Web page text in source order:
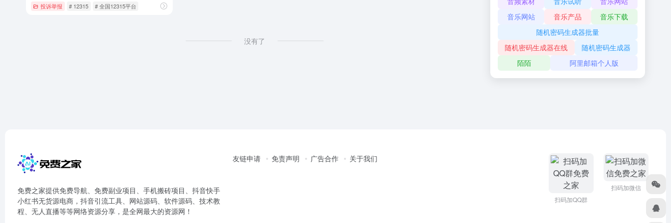
投诉举报 # 12315 # 全国12315平台
没有了
音乐网站
音乐产品
音乐下载
随机密码生成器批量
随机密码生成器在线
随机密码生成器
陌陌
阿里邮箱个人版
免费之家提供免费导航、免费副业项目、手机搬砖项目、抖音快手
小红书无货源电商，抖音引流工具、网站源码、软件源码、技术教
程、无人直播等等网络资源分享，是全网最大的资源网！
友链申请 免责声明 广告合作 关于我们
扫码加QQ群
扫码加微信